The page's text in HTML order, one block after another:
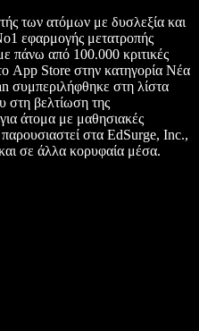
των ατόμων με δυσλεξία και
εφαρμογής μετατροπής
πάνω από 100.000 κριτικές
App Store στην κατηγορία Νέα
συμπεριλήφθηκε στη λίστα
στη βελτίωση της
άτομα με μαθησιακές
στα EdSurge, Inc.,
σε άλλα κορυφαία μέσα.